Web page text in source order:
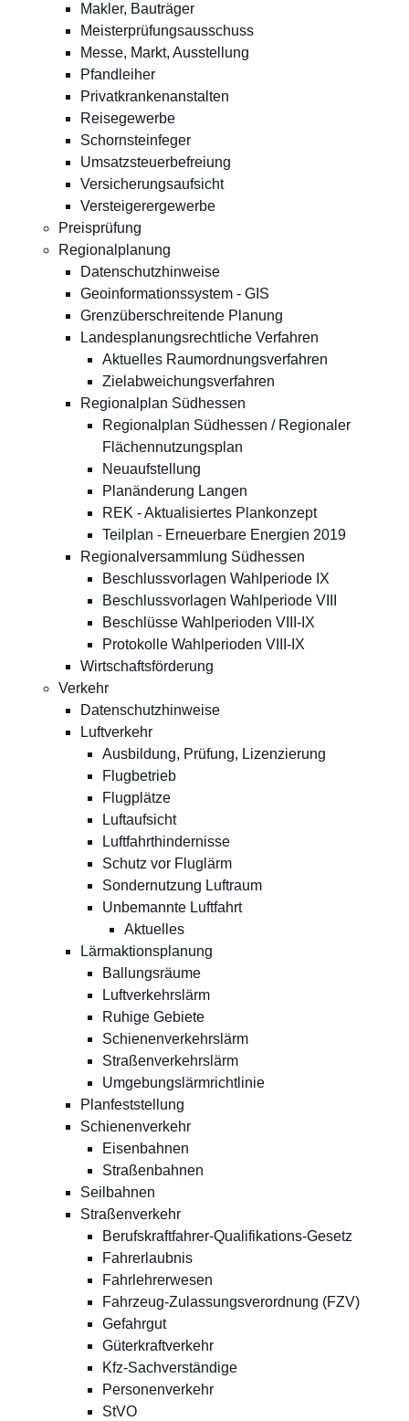
Makler, Bauträger
Meisterprüfungsausschuss
Messe, Markt, Ausstellung
Pfandleiher
Privatkrankenanstalten
Reisegewerbe
Schornsteinfeger
Umsatzsteuerbefreiung
Versicherungsaufsicht
Versteigerergewerbe
Preisprüfung
Regionalplanung
Datenschutzhinweise
Geoinformationssystem - GIS
Grenzüberschreitende Planung
Landesplanungsrechtliche Verfahren
Aktuelles Raumordnungsverfahren
Zielabweichungsverfahren
Regionalplan Südhessen
Regionalplan Südhessen / Regionaler
Flächennutzungsplan
Neuaufstellung
Planänderung Langen
REK - Aktualisiertes Plankonzept
Teilplan - Erneuerbare Energien 2019
Regionalversammlung Südhessen
Beschlussvorlagen Wahlperiode IX
Beschlussvorlagen Wahlperiode VIII
Beschlüsse Wahlperioden VIII-IX
Protokolle Wahlperioden VIII-IX
Wirtschaftsförderung
Verkehr
Datenschutzhinweise
Luftverkehr
Ausbildung, Prüfung, Lizenzierung
Flugbetrieb
Flugplätze
Luftaufsicht
Luftfahrthindernisse
Schutz vor Fluglärm
Sondernutzung Luftraum
Unbemannte Luftfahrt
Aktuelles
Lärmaktionsplanung
Ballungsräume
Luftverkehrslärm
Ruhige Gebiete
Schienenverkehrslärm
Straßenverkehrslärm
Umgebungslärmrichtlinie
Planfeststellung
Schienenverkehr
Eisenbahnen
Straßenbahnen
Seilbahnen
Straßenverkehr
Berufskraftfahrer-Qualifikations-Gesetz
Fahrerlaubnis
Fahrlehrerwesen
Fahrzeug-Zulassungsverordnung (FZV)
Gefahrgut
Güterkraftverkehr
Kfz-Sachverständige
Personenverkehr
StVO